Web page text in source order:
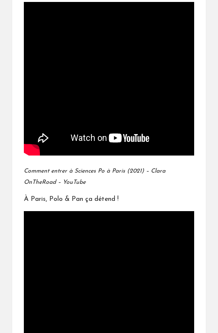
Comment entrer à Sciences Po à Paris (2021) – Clara
OnTheRoad – YouTube
À Paris, Polo & Pan ça détend !